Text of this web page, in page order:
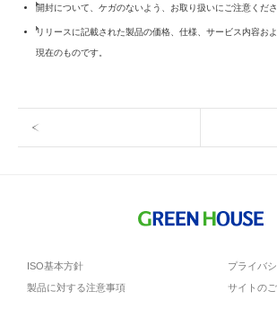
開封について、ケガのないよう、お取り扱いにご注意くださ
リリースに記載された製品の価格、仕様、サービス内容お
現在のものです。
ISO基本方針
プライバ
製品に対する注意事項
サイトの